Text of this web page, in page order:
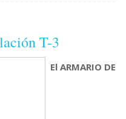
T-3
El ARMARIO DE